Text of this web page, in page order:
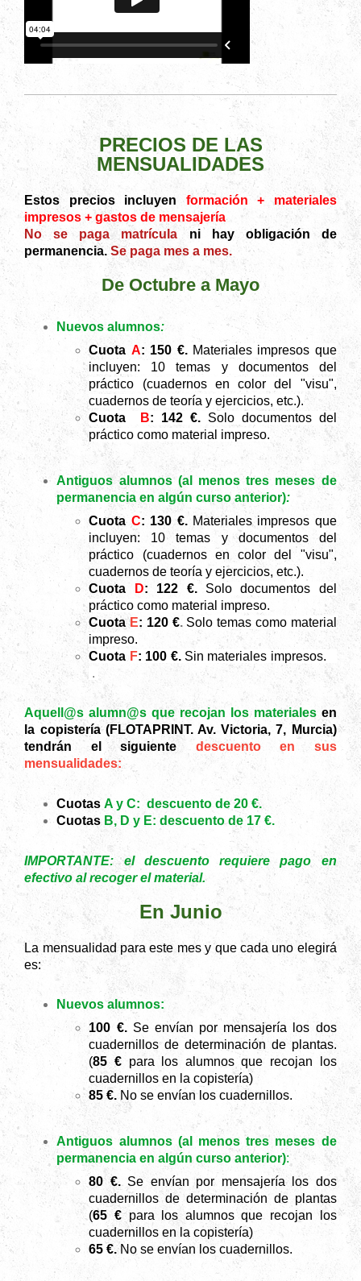
PRECIOS DE LAS
MENSUALIDADES
Estos precios incluyen
formación + materiales
impresos + gastos de mensajería
No se paga matrícula
ni hay obligación de
permanencia. Se paga mes a mes.
De Octubre a Mayo
Nuevos alumnos:
Cuota A: 150 €. Materiales impresos que
incluyen: 10 temas y documentos del
práctico (cuadernos en color del "visu",
cuadernos de teoría y ejercicios, etc.).
Cuota
B: 142 €.Solo documentos del
práctico como material impreso.
Antiguos alumnos (al menos tres meses de
permanencia en algún curso anterior):
Cuota C: 130 €. Materiales impresos que
incluyen: 10 temas y documentos del
práctico (cuadernos en color del "visu",
cuadernos de teoría yejercicios, etc.).
Cuota
D: 122 €. Solo documentos del
práctico como material impreso.
Cuota E: 120 €. Solo temas como material
impreso.
Cuota F: 100 €. Sin materiales impresos.
.
Aquell@s alumn@s que recojan los materiales en
la copistería (FLOTAPRINT. Av. Victoria, 7, Murcia)
tendrán el siguiente
descuento en sus
mensualidades:
Cuotas A y C: descuento de 20 €.
Cuotas B, D y E: descuento de 17 €.
​IMPORTANTE: el descuento requiere pago en
efectivo al recoger el material.
En Junio
La mensualidad para este mes y que cada uno elegirá
es:
Nuevos alumnos:
100 €.Se envían por mensajería los dos
cuadernillos de determinación de plantas.
(85 € para los alumnos que recojan los
cuadernillos en la copistería)
85 €. No se envían los cuadernillos.
Antiguos alumnos (al menos tres meses de
permanencia en algún curso anterior):
80 €.Se envían por mensajería los dos
cuadernillos de determinación de plantas
(65 €para los alumnos que recojan los
cuadernillos en la copistería)
65 €.No se envían los cuadernillos.